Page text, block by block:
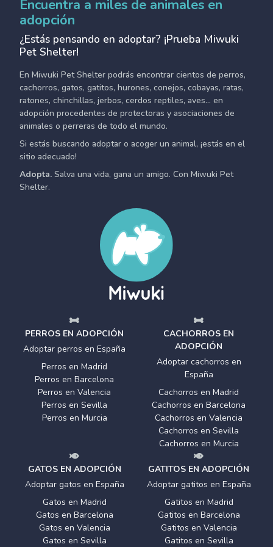
Encuentra a miles de animales en
adopción
¿Estás pensando en adoptar? ¡Prueba Miwuki
Pet Shelter!
En Miwuki Pet Shelter podrás encontrar cientos de perros,
cachorros, gatos, gatitos, hurones, conejos, cobayas, ratas,
ratones, chinchillas, jerbos, cerdos reptiles, aves... en
adopción procedentes de protectoras y asociaciones de
animales o perreras de todo el mundo.
Si estás buscando adoptar o acoger un animal, ¡estás en el
sitio adecuado!
Adopta. Salva una vida, gana un amigo. Con Miwuki Pet
Shelter.
PERROS EN ADOPCIÓN
Adoptar perros en España
Perros en Madrid
Perros en Barcelona
Perros en Valencia
Perros en Sevilla
Perros en Murcia
CACHORROS EN
ADOPCIÓN
Adoptar cachorros en
España
Cachorros en Madrid
Cachorros en Barcelona
Cachorros en Valencia
Cachorros en Sevilla
Cachorros en Murcia
GATOS EN ADOPCIÓN
Adoptar gatos en España
Gatos en Madrid
Gatos en Barcelona
Gatos en Valencia
Gatos en Sevilla
GATITOS EN ADOPCIÓN
Adoptar gatitos en España
Gatitos en Madrid
Gatitos en Barcelona
Gatitos en Valencia
Gatitos en Sevilla